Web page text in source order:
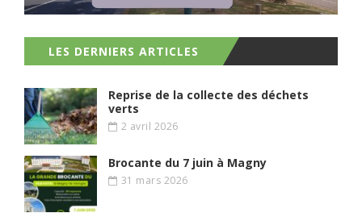
LES DERNIERS ARTICLES
Reprise de la collecte des déchets
verts
2 avril 2026
Brocante du 7 juin à Magny
31 mars 2026